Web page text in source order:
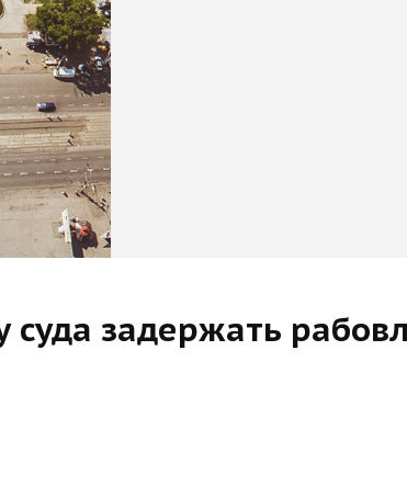
суда задержать